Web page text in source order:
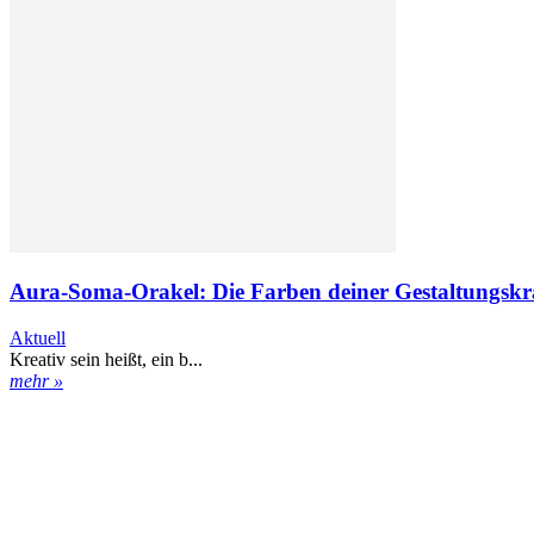
Aura-Soma-Orakel: Die Farben deiner
Aktuell
Kreativ sein heißt, ein b...
mehr »